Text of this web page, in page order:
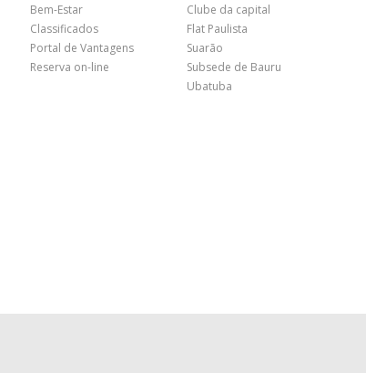
Bem-Estar
Classificados
Portal de Vantagens
Reserva on-line
Clube da capital
Flat Paulista
Suarão
Subsede de Bauru
Ubatuba